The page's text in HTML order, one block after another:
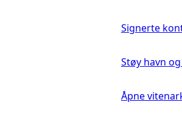
Signerte
Støy havn
Åpne